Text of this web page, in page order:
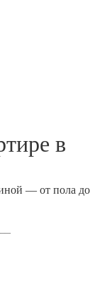
в
— от пола до